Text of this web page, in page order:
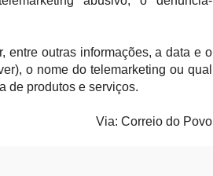
entre outras informações, a data e o
o nome do telemarketing ou qual
de produtos e serviços.
Via: Correio do Povo